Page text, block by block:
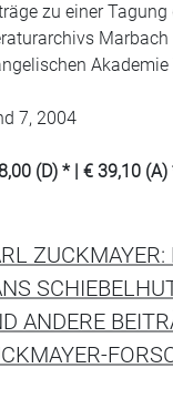
zu einer Tagung
Marbach
7, 2004
(D) * | € 39,10 (A)
ZUCKMAYER:
ANDERE